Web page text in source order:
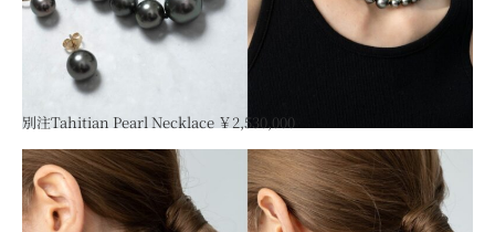
別注Tahitian Pearl Necklace ￥2,530,000